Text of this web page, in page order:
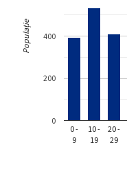
0 -
9
10 -
19
20 -
29
0
200
400
Populație